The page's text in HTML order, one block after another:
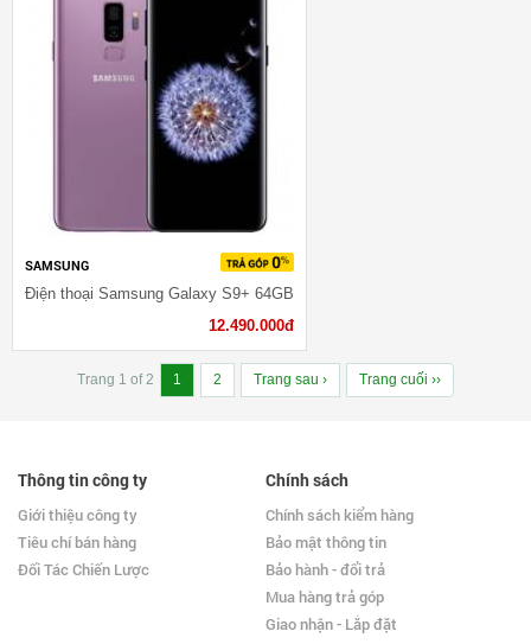
SAMSUNG
Điện thoại Samsung Galaxy S9+ 64GB
12.490.000đ
Trang 1 of 2 1 2 Trang sau › Trang cuối ››
Thông tin công ty
Giới thiệu công ty
Tiêu chí bán hàng
Đối Tác Chiến Lược
Chính sách
Chính sách kiểm hàng
Bảo mật thông tin
Bảo hành - đổi trả
Mua hàng trả góp
Giao nhận - Lắp đặt